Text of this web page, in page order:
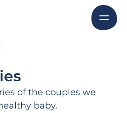
of the couples we
baby.